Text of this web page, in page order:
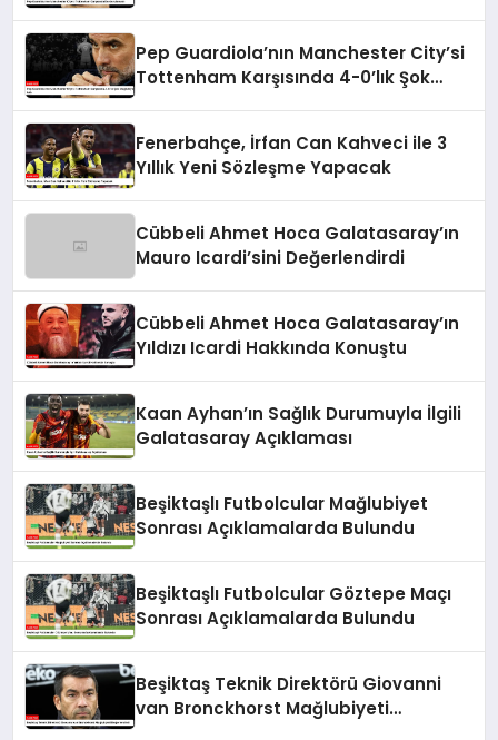
Pep Guardiola’nın Manchester City’si
Tottenham Karşısında 4-0’lık Şok
Fenerbahçe, İrfan Can Kahveci ile 3
Yıllık Yeni Sözleşme Yapacak
Cübbeli Ahmet Hoca Galatasaray’ın
Mauro Icardi’sini Değerlendirdi
Cübbeli Ahmet Hoca Galatasaray’ın
Yıldızı Icardi Hakkında Konuştu
Kaan Ayhan’ın Sağlık Durumuyla İlgili
Galatasaray Açıklaması
Beşiktaşlı Futbolcular Mağlubiyet
Sonrası Açıklamalarda Bulundu
Beşiktaşlı Futbolcular Göztepe Maçı
Sonrası Açıklamalarda Bulundu
Beşiktaş Teknik Direktörü Giovanni
van Bronckhorst Mağlubiyeti